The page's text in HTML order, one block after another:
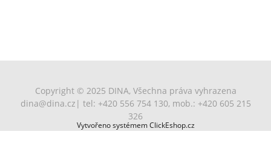
Copyright © 2025 DINA, Všechna práva vyhrazena
dina@dina.cz | tel: +420 556 754 130, mob.: +420 605 215
326
Vytvořeno systémem ClickEshop.cz